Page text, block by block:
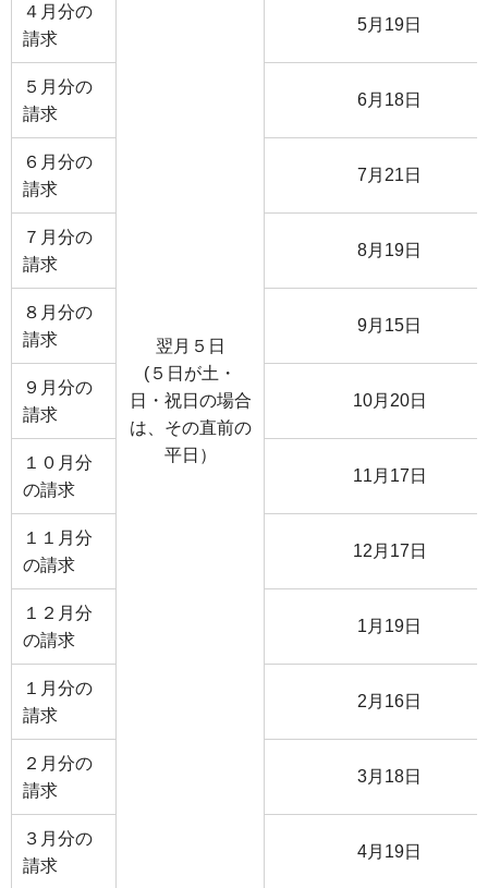
翌月５日
(５日が土・
日・祝日の場合
は、その直前の
平日）
４月分の
請求
5月19日
５月分の
請求
6月18日
６月分の
請求
7月21日
７月分の
請求
8月19日
８月分の
請求
9月15日
９月分の
請求
10月20日
１０月分
の請求
11月17日
１１月分
の請求
12月17日
１２月分
の請求
1月19日
１月分の
請求
2月16日
２月分の
請求
3月18日
３月分の
請求
4月19日